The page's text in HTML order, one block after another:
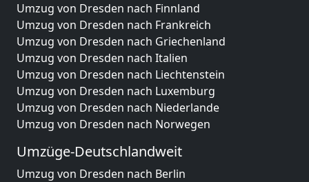
Umzug von Dresden nach Finnland
Umzug von Dresden nach Frankreich
Umzug von Dresden nach Griechenland
Umzug von Dresden nach Italien
Umzug von Dresden nach Liechtenstein
Umzug von Dresden nach Luxemburg
Umzug von Dresden nach Niederlande
Umzug von Dresden nach Norwegen
Umzüge-Deutschlandweit
Umzug von Dresden nach Berlin